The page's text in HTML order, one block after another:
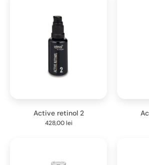
Active retinol 2
428,00lei